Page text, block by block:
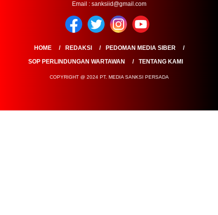
Email : sanksiid@gmail.com
HOME REDAKSI
PEDOMAN MEDIA SIBER
SOP PERLINDUNGAN WARTAWAN
TENTANG KAMI
COPYRIGHT @ 2024 PT. MEDIA SANKSI PERSADA